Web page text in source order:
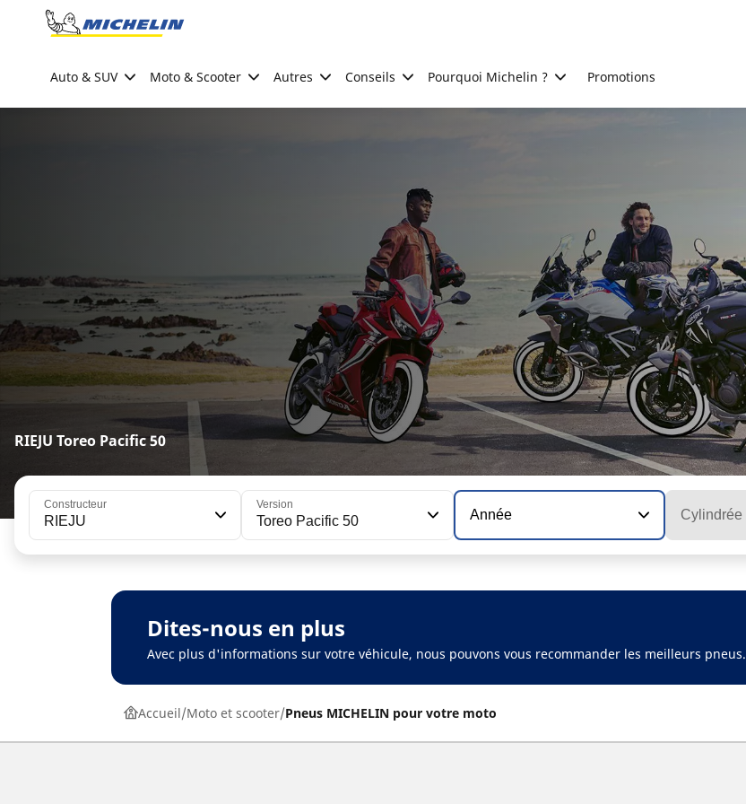
Go to page content
Auto & SUV Moto & Scooter Autres Conseils Pourquoi Michelin ? Promotions
RIEJU Toreo Pacific 50
Constructeur
RIEJU
Version
Toreo Pacific 50 Année Cylindrée
Dites-nous en plus
Avec plus d'informations sur votre véhicule, nous pouvons vous recommander les meilleurs pneus.
Accueil Moto et scooter Pneus MICHELIN pour votre moto